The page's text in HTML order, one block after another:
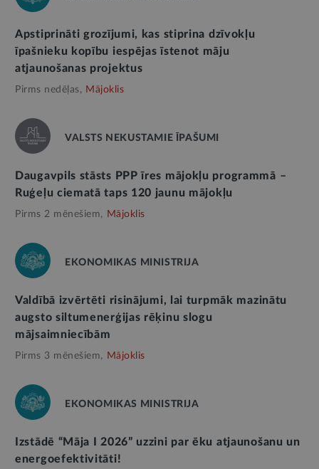
Apstiprināti grozījumi, kas stiprina dzīvokļu
īpašnieku kopību iespējas īstenot māju
atjaunošanas projektus
Pirms nedēļas, Mājoklis
VALSTS NEKUSTAMIE ĪPAŠUMI
Daugavpils stāsts PPP īres mājokļu programmā –
Ruģeļu ciematā taps 120 jaunu mājokļu
Pirms 2 mēnešiem, Mājoklis
EKONOMIKAS MINISTRIJA
Valdībā izvērtēti risinājumi, lai turpmāk mazinātu
augsto siltumenerģijas rēķinu slogu
mājsaimniecībām
Pirms 3 mēnešiem, Mājoklis
EKONOMIKAS MINISTRIJA
Izstādē “Māja I 2026” uzzini par ēku atjaunošanu un
energoefektivitāti!